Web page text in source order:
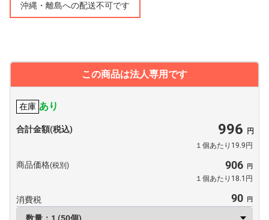
沖縄・離島への配送不可です
この商品は法人専用です
在庫 あり
合計金額(税込) 996
１個あたり19.9円
商品価格(税別) 906
１個あたり18.1円
消費税 90